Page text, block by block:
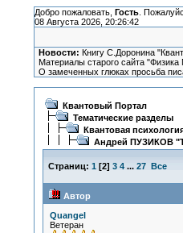
Добро пожаловать, Гость.
08 Августа 2026, 20:26:42
Новости: Книгу С.Доронина
Материалы старого сайта
О замеченных глюках просьба
Квантовый Портал
Тематические разделы
Квантовая
Андрей ПУЗИКОВ
Страниц: 1 [2] 3 4 ... 27 Все
Автор
Quangel
Ветеран